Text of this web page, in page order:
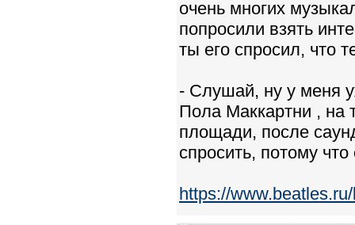
очень многих
попросили взять
ты его спросил, что
- Слушай, ну у меня
Пола Маккартни , на
площади, после
спросить, потому
https://